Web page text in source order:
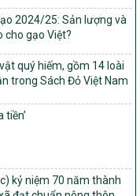
bổ ngân sách trung
địa phương thực hiện
nông thôn mới, giảm
hội vùng đồng bào dân
2030
1, nhóm 2, nhóm 3
2030 trên địa bàn
theo chuỗi giá trị thuộc
Giảm nghèo bền vững
2024/25: Sản lượng và
cho gạo Việt?
quý hiếm, gồm 14 loài
trong Sách Đỏ Việt Nam
tiền’
kỷ niệm 70 năm thành